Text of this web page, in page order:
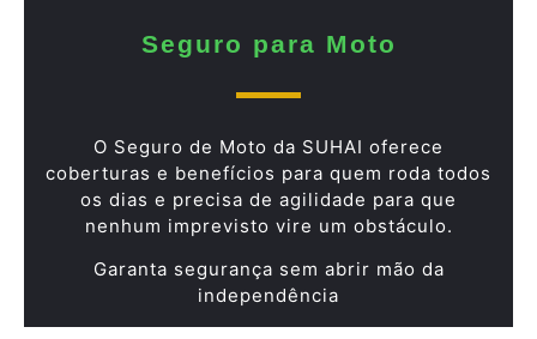
Seguro para Moto
O Seguro de Moto da SUHAI oferece
coberturas e benefícios para quem roda todos
os dias e precisa de agilidade para que
nenhum imprevisto vire um obstáculo.
Garanta segurança sem abrir mão da
independência